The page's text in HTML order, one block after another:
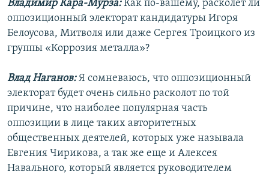
Владимир Кара-Мурза:Как по-вашему, расколет ли
оппозиционный электорат кандидатуры Игоря
Белоусова, Митволя или даже Сергея Троицкого из
группы «Коррозия металла»?
Влад Наганов:Я сомневаюсь, что оппозиционный
электорат будет очень сильно расколот по той
причине, что наиболее популярная часть
оппозиции в лице таких авторитетных
общественных деятелей, которых уже называла
Евгения Чирикова, а так же еще и Алексея
Навального, который является руководителем